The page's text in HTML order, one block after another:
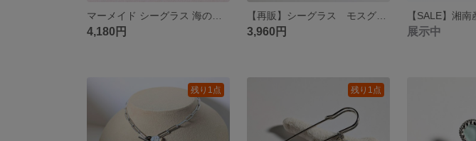
4,180円
【再販】シーグラス モスグリーン パヴェバングル
3,960円 展示中
残り1点 残り1点